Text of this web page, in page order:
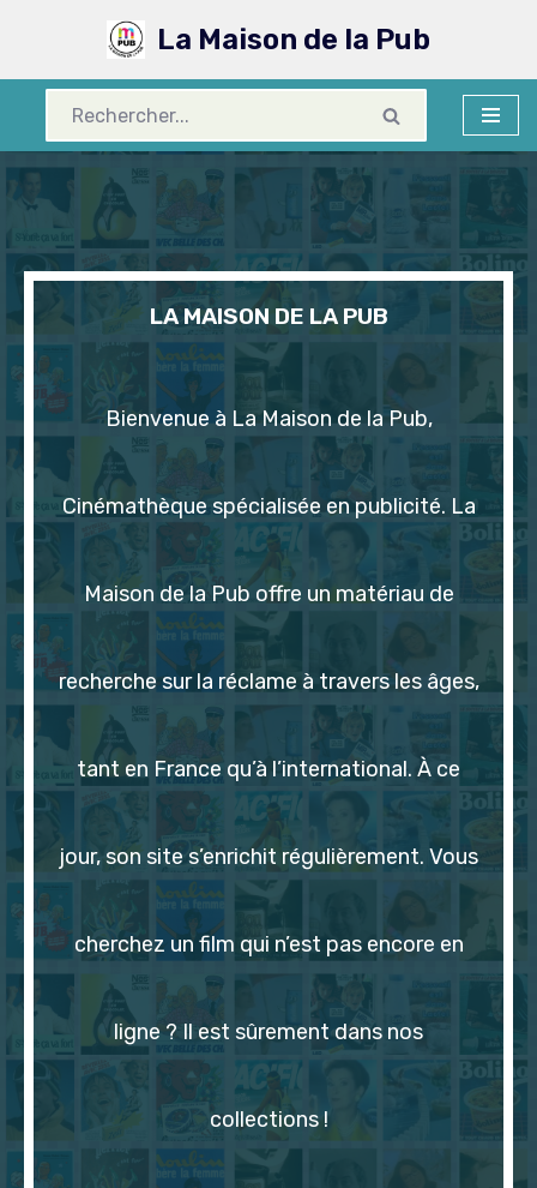
contenu
La Maison de la Pub
LA MAISON DE LA PUB
Bienvenue à La Maison de la Pub,
Cinémathèque spécialisée en publicité. La
Maison de la Pub offre un matériau de
recherche sur la réclame à travers les âges,
tant en France qu’à l’international. À ce
jour, son site s’enrichit régulièrement. Vous
cherchez un film qui n’est pas encore en
ligne ? Il est sûrement dans nos
collections !